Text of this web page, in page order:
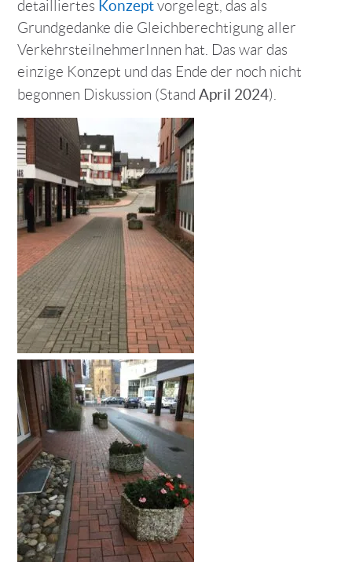
detailliertes Konzeptvorgelegt, das als
Grundgedanke die Gleichberechtigung aller
VerkehrsteilnehmerInnen hat. Das war das
einzige Konzept und das Ende der noch nicht
begonnen Diskussion (StandApril 2024).